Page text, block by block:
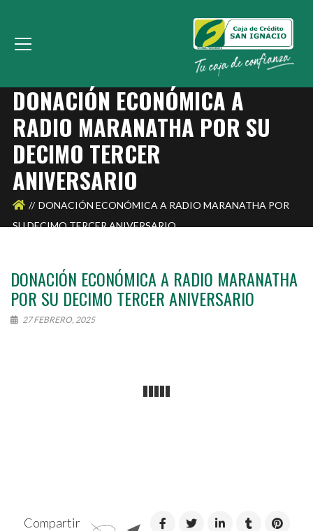
DONACIÓN ECONÓMICA A
RADIO MARANATHA POR SU
DECIMO TERCER
ANIVERSARIO
DONACIÓN ECONÓMICA A RADIO MARANATHA POR
SU DECIMO TERCER ANIVERSARIO
DONACIÓN ECONÓMICA A RADIO MARANATHA
POR SU DECIMO TERCER ANIVERSARIO
27 FEBRERO, 2025
Compartir